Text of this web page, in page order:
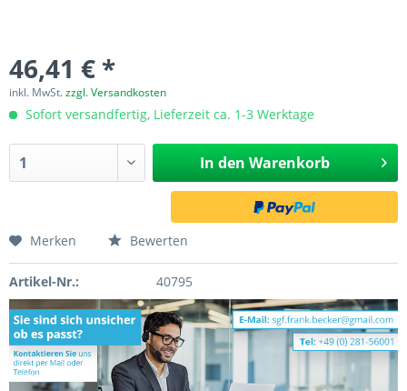
46,41 € *
inkl. MwSt.zzgl. Versandkosten
Sofort versandfertig, Lieferzeit ca. 1-3 Werktage
In den Warenkorb
Merken Bewerten
Artikel-Nr.: 40795